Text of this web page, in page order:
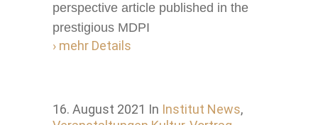
perspective article published in the
prestigious MDPI
› mehr Details
16. August 2021 In Institut News,